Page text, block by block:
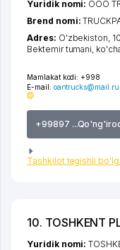
Mamlakat kodi: +998
E-mail: oantrucks@mail.ru
+99897
Tashkilot tegishli
Yuridik nomi: ООО
Brend nomi:
Adres: O'zbekiston,
Bektemir tumani
10. TOSHKENT
Yuridik nomi: